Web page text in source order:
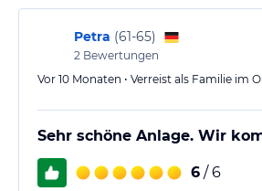
Ruhe genossen haben,das
Petra (61-65)
2 Bewertungen
Vor 10 Monaten • Verreist als Familie im
Sehr schöne Anlage. Wir
6 / 6